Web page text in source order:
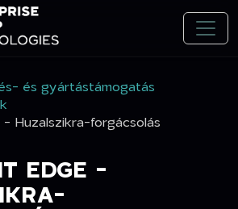
és gyártástámogatás
Huzalszikra-forgácsolás
EDGE -